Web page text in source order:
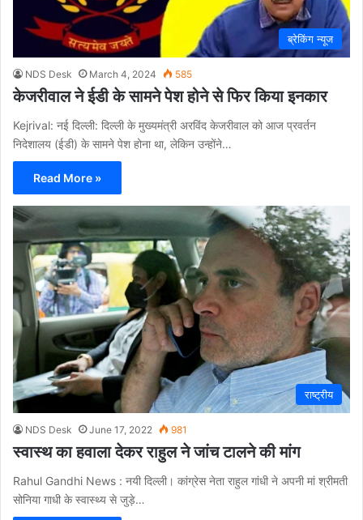
ब्रेकिंग न्यूज
NDS Desk March 4, 2024 585
केजरीवाल ने ईडी के सामने पेश होने से फिर किया इनकार
Kejrival: नई दिल्ली: दिल्ली के मुख्यमंत्री अरविंद केजरीवाल को आज प्रवर्तन
निदेशालय (ईडी) के सामने पेश होना था, लेकिन उन्होंने…
Read More »
राष्ट्रीय
NDS Desk June 17, 2022 981
स्वास्थ का हवाला देकर राहुल ने जांच टालने की मांग
Rahul Gandhi News : नयी दिल्ली। कांग्रेस नेता राहुल गांधी ने अपनी मां श्रीमती
सोनिया गाधी के स्वास्थ्य से जुड़े…